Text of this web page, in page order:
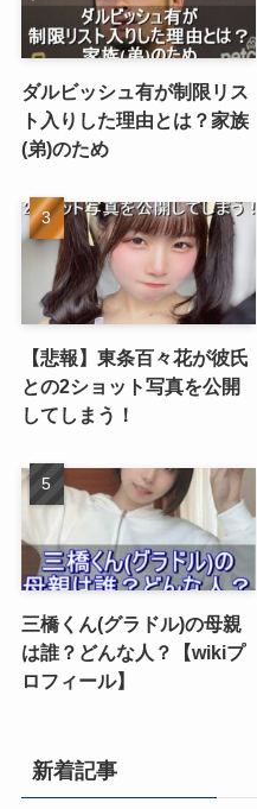
ダルビッシュ有が制限リス
ト入りした理由とは？家族
(弟)のため
【悲報】東条百々花が彼氏
との2ショット写真を公開
してしまう！
三橋くん(グラドル)の母親
は誰？どんな人？【wikiプ
ロフィール】
新着記事